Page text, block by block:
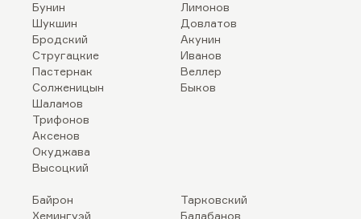
Бунин
Шукшин
Бродский
Стругацкие
Пастернак
Солженицын
Шаламов
Трифонов
Аксенов
Окуджава
Высоцкий
Лимонов
Довлатов
Акунин
Иванов
Веллер
Быков
Байрон
Хемингуэй
Тарковский
Балабанов